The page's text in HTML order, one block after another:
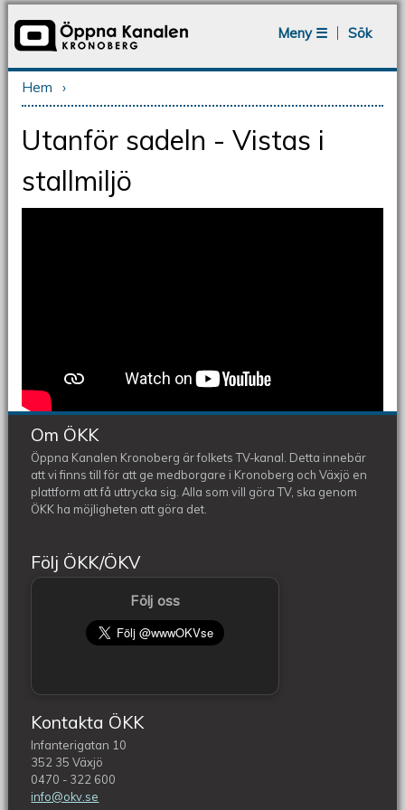
Meny ☰
Sök
Du är här
Hem ›
Utanför sadeln - Vistas i
stallmiljö
Om ÖKK
Öppna Kanalen Kronoberg är folkets TV-kanal. Detta innebär
att vi finns till för att ge medborgare i Kronoberg och Växjö en
plattform att få uttrycka sig. Alla som vill göra TV, ska genom
ÖKK ha möjligheten att göra det.
Följ ÖKK/ÖKV
Följ oss
Kontakta ÖKK
Infanterigatan 10
352 35 Växjö
0470 - 322 600
info@okv.se